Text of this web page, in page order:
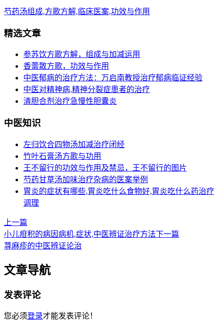
芍药汤组成,方歌方解,临床医案,功效与作用
精选文章
参苏饮方歌方解，组成与加减运用
香薷散方歌，功效与作用
中医郁病的治疗方法：万启南教授治疗郁病临证经验
中医对精神病,精神分裂症患者的治疗
清胆合剂治疗急慢性胆囊炎
中医知识
左归饮合四物汤加减治疗闭经
竹叶石膏汤方歌与功用
王不留行的功效与作用及禁忌，王不留行的图片
芍药甘草汤加味治疗杂病的医案举例
胃炎的症状有哪些,胃炎吃什么食物好,胃炎吃什么药治疗
调理
上一篇
小儿疳积的病因病机,症状,中医辨证治疗方法下一篇
荨麻疹的中医辨证论治
文章导航
发表评论
您必须登录才能发表评论！